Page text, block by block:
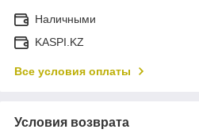
Наличными
KASPI.KZ
Все условия оплаты
Условия возврата